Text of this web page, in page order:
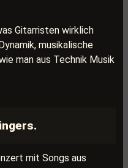
Gitarristen wirklich
musikalische
man aus Technik Musik
mit Songs aus